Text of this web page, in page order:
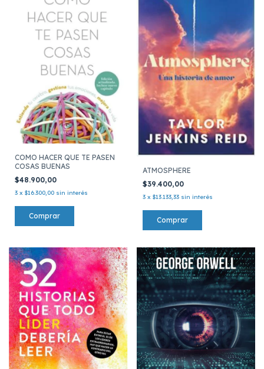
COMO HACER QUE TE PASEN
COSAS BUENAS
$48.900,00
3 x $16.300,00 sin interés
ATMOSPHERE
$39.400,00
3 x $13.133,33 sin interés